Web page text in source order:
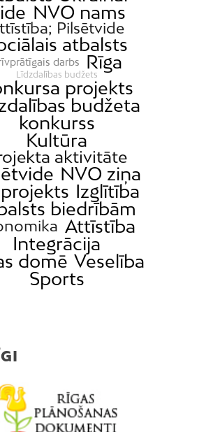
NVO nams
Pilsētvide
atbalsts
darbs Rīga
Līdzdalības budžets
projekts
budžeta
konkurss
Kultūra
aktivitāte
NVO ziņa
Izglītība
biedrībām
Attīstība
Integrācija
domē Veselība
Sports